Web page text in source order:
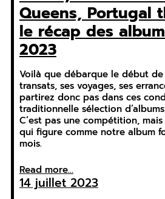
Queens, Portugal
le récap des
2023
Voilà que débarque le début de
transats, ses voyages, ses
partirez donc pas dans ces
traditionnelle sélection
C’est pas une compétition,
qui figure comme notre album
mois.
Read more...
14 juillet 2023